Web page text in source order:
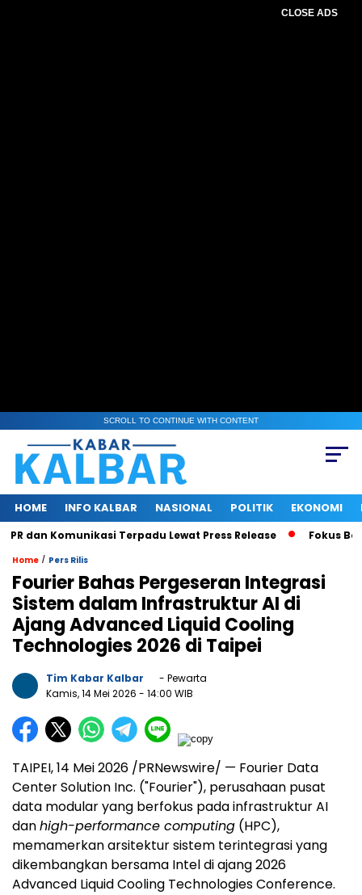
CLOSE ADS
SCROLL TO CONTINUE WITH CONTENT
HOME INFO KALBAR NASIONAL POLITIK EKONOMI
Komunikasi Terpadu Lewat Press Release Fokus
Home / Pers Rilis
Fourier Bahas Pergeseran Integrasi
Sistem dalam Infrastruktur AI di
Ajang Advanced Liquid Cooling
Technologies 2026 di Taipei
Tim Kabar Kalbar
- Pewarta
Kamis, 14 Mei 2026 - 14:00 WIB
TAIPEI, 14 Mei 2026 /PRNewswire/ — Fourier Data
Center Solution Inc. ("Fourier"), perusahaan pusat
data modular yang berfokus pada infrastruktur AI
danhigh-performance computing (HPC),
memamerkan arsitektur sistem terintegrasi yang
dikembangkan bersama Intel di ajang 2026
Advanced Liquid Cooling Technologies Conference.